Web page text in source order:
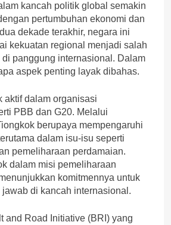
kancah politik global semakin
pertumbuhan ekonomi dan
dekade terakhir, negara ini
kekuatan regional menjadi salah
panggung internasional. Dalam
aspek penting layak dibahas.
aktif dalam organisasi
PBB dan G20. Melalui
berupaya mempengaruhi
dalam isu-isu seperti
pemeliharaan perdamaian.
dalam misi pemeliharaan
komitmennya untuk
jawab di kancah internasional.
and Road Initiative (BRI) yang